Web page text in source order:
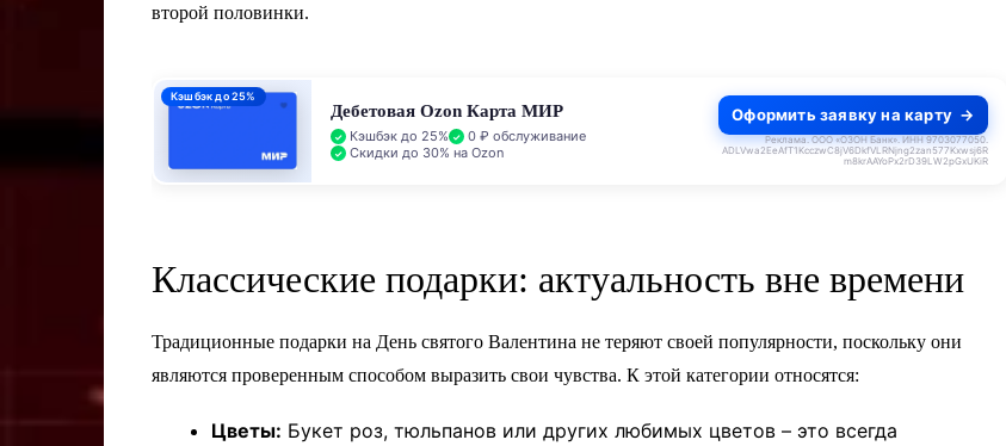
второй половинки.
Кэшбэк до 25%
Дебетовая Ozon Карта МИР
Кэшбэк до 25%
0 ₽ обслуживание
Скидки до 30% на Ozon
Оформить заявку на карту
Реклама. ООО «ОЗОН Банк». ИНН 9703077050.
ADLVwa2EeAfT1KcczwC8jV6DkfVLRNjng2zan577Kxwsj6R
m8krAAYoPx2rD39LW2pGxUKiR
Классические подарки: актуальность вне времени
Традиционные подарки на День святого Валентина не теряют своей популярности, поскольку они
являются проверенным способом выразить свои чувства. К этой категории относятся:
Цветы: Букет роз, тюльпанов или других любимых цветов – это всегда